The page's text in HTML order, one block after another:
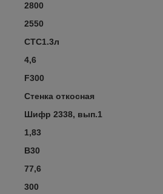
2800
2550
СТС1.3л
4,6
F300
Стенка откосная
Шифр 2338, вып.1
1,83
B30
77,6
300